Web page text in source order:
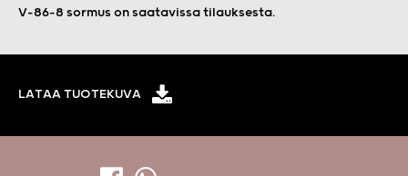
V-86-8 sormus on saatavissa tilauksesta.
LATAA TUOTEKUVA